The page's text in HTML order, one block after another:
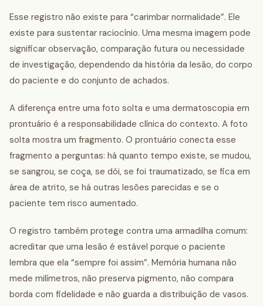
Esse registro não existe para “carimbar normalidade”. Ele
existe para sustentar raciocínio. Uma mesma imagem pode
significar observação, comparação futura ou necessidade
de investigação, dependendo da história da lesão, do corpo
do paciente e do conjunto de achados.
A diferença entre uma foto solta e uma dermatoscopia em
prontuário é a responsabilidade clínica do contexto. A foto
solta mostra um fragmento. O prontuário conecta esse
fragmento a perguntas: há quanto tempo existe, se mudou,
se sangrou, se coça, se dói, se foi traumatizado, se fica em
área de atrito, se há outras lesões parecidas e se o
paciente tem risco aumentado.
O registro também protege contra uma armadilha comum:
acreditar que uma lesão é estável porque o paciente
lembra que ela “sempre foi assim”. Memória humana não
mede milímetros, não preserva pigmento, não compara
borda com fidelidade e não guarda a distribuição de vasos.